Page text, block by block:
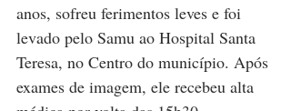
anos, sofreu ferimentos leves e foi
levado pelo Samu ao Hospital Santa
Teresa, no Centro do município. Após
exames de imagem, ele recebeu alta